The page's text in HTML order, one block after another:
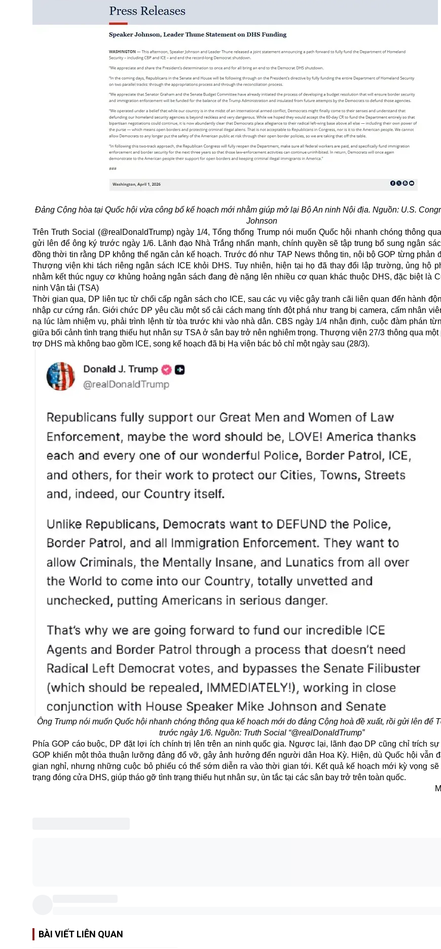
Đảng Cộng hòa tại Quốc hội vừa công bố kế hoạch mới nhằm giúp mở lại Bộ An ninh Nội địa. Nguồn: U.S.
Johnson
Trên Truth Social (@realDonaldTrump) ngày 1/4, Tổng thống Trump nói muốn Quốc hội nhanh chóng thông
gửi lên để ông ký trước ngày 1/6. Lãnh đạo Nhà Trắng nhấn mạnh, chính quyền sẽ tập trung bổ sung ngân
đồng thời tin rằng DP không thể ngăn cản kế hoạch. Trước đó như TAP News thông tin, nội bộ GOP từng phản
Thượng viện khi tách riêng ngân sách ICE khỏi DHS. Tuy nhiên, hiện tại họ đã thay đổi lập trường, ủng hộ
nhằm kết thúc nguy cơ khủng hoảng ngân sách đang đè nặng lên nhiều cơ quan khác thuộc DHS, đặc biệt là
ninh Vận tải (TSA)
Thời gian qua, DP liên tục từ chối cấp ngân sách cho ICE, sau các vụ việc gây tranh cãi liên quan đến hành
nhập cư cứng rắn. Giới chức DP yêu cầu một số cải cách mang tính đột phá như trang bị camera, cấm nhân
nạ lúc làm nhiệm vụ, phải trình lệnh từ tòa trước khi vào nhà dân. CBS ngày 1/4 nhận định, cuộc đàm phán
giữa bối cảnh tình trạng thiếu hụt nhân sự TSA ở sân bay trở nên nghiêm trọng. Thượng viện 27/3 thông qua
trợ DHS mà không bao gồm ICE, song kế hoạch đã bị Hạ viện bác bỏ chỉ một ngày sau (28/3).
Ông Trump nói muốn Quốc hội nhanh chóng thông qua kế hoạch mới do đảng Cộng hoà đề xuất, rồi gửi lên để
trước ngày 1/6. Nguồn: Truth Social “@realDonaldTrump”
Phía GOP cáo buộc, DP đặt lợi ích chính trị lên trên an ninh quốc gia. Ngược lại, lãnh đạo DP cũng chỉ trích
GOP khiến một thỏa thuận lưỡng đảng đổ vỡ, gây ảnh hưởng đến người dân Hoa Kỳ. Hiện, dù Quốc hội vẫn
gian nghỉ, nhưng những cuộc bỏ phiếu có thể sớm diễn ra vào thời gian tới. Kết quả kế hoạch mới kỳ vọng sẽ
trạng đóng cửa DHS, giúp tháo gỡ tình trạng thiếu hụt nhân sự, ùn tắc tại các sân bay trở trên toàn quốc.
BÀI VIẾT LIÊN QUAN